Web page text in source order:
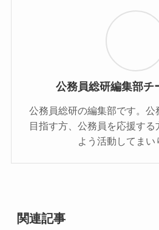
公務員総研編集部チ
公務員総研の編集部です。公
目指す方、公務員を応援す
よう活動してまい
関連記事